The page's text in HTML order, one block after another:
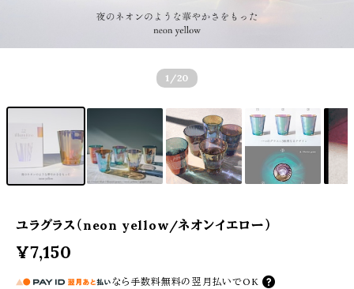
1 /20
ユラグラス（neon yellow/ネオンイエロー）
¥7,150
なら 手数料無料の 翌月払いでOK